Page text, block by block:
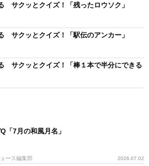
サクッとクイズ！「残ったロウソク」
サクッとクイズ！「駅伝のアンカー」
サクッとクイズ！「棒１本で半分にできる
「7月の和風月名」
ース編集部 2026.07.02